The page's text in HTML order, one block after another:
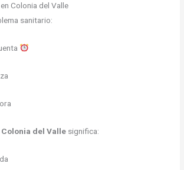
Colonia del Valle
sanitario:
Colonia del Valle significa: